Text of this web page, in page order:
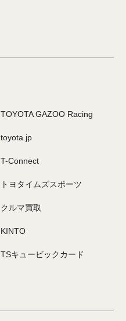
TOYOTA GAZOO Racing
toyota.jp
T-Connect
トヨタイムズスポーツ
クルマ買取
KINTO
TSキュービックカード